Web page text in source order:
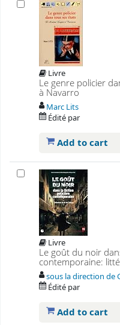
Livre
Le genre policier
à Navarro
Marc Lits
Édité par
Add to cart
Livre
Le goût du noir
contemporaine:
sous la direction de
Édité par
Add to cart